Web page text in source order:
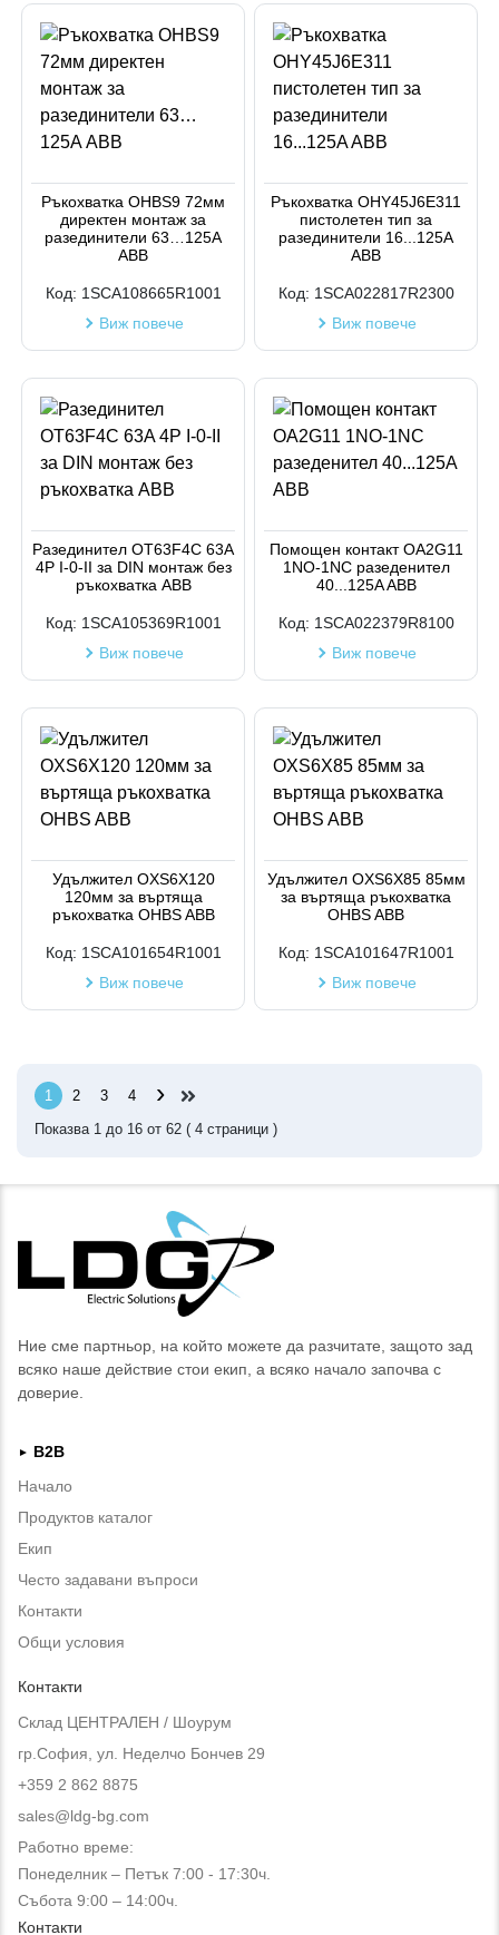
Ръкохватка OHBS9 72мм
директен монтаж за
разединители 63…125A
АВВ
Код: 1SCA108665R1001
Виж повече
Ръкохватка OHY45J6E311
пистолетен тип за
разединители 16...125A
ABB
Код: 1SCA022817R2300
Виж повече
Разединител OT63F4C 63A
4P I-0-II за DIN монтаж без
ръкохватка ABB
Код: 1SCA105369R1001
Виж повече
Помощен контакт OA2G11
1NO-1NC разеденител
40...125A ABB
Код: 1SCA022379R8100
Виж повече
Удължител OXS6X120
120мм за въртяща
ръкохватка OHBS ABB
Код: 1SCA101654R1001
Виж повече
Удължител OXS6X85 85мм
за въртяща ръкохватка
OHBS ABB
Код: 1SCA101647R1001
Виж повече
1 2 3 4 ›
Показва 1 до 16 от 62 ( 4 страници )
Ние сме партньор, на който можете да разчитате, защото зад
всяко наше действие стои екип, а всяко начало започва с
доверие.
►
B2B
Начало
Продуктов каталог
Екип
Често задавани въпроси
Контакти
Общи условия
Контакти
Склад ЦЕНТРАЛЕН / Шоурум
гр.София, ул. Неделчо Бончев 29
+359 2 862 8875
sales@ldg-bg.com
Работно време:
Понеделник – Петък 7:00 - 17:30ч.
Събота 9:00 – 14:00ч.
Контакти